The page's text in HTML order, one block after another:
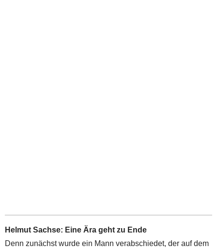
Helmut Sachse: Eine Ära geht zu Ende
Denn zunächst wurde ein Mann verabschiedet, der auf dem